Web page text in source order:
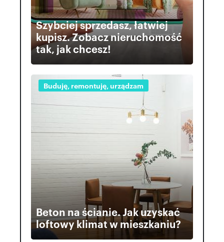
Szybciej sprzedasz, łatwiej
kupisz. Zobacz nieruchomość
tak, jak chcesz!
Buduję, remontuję, urządzam
Beton na ścianie. Jak uzyskać
loftowy klimat w mieszkaniu?